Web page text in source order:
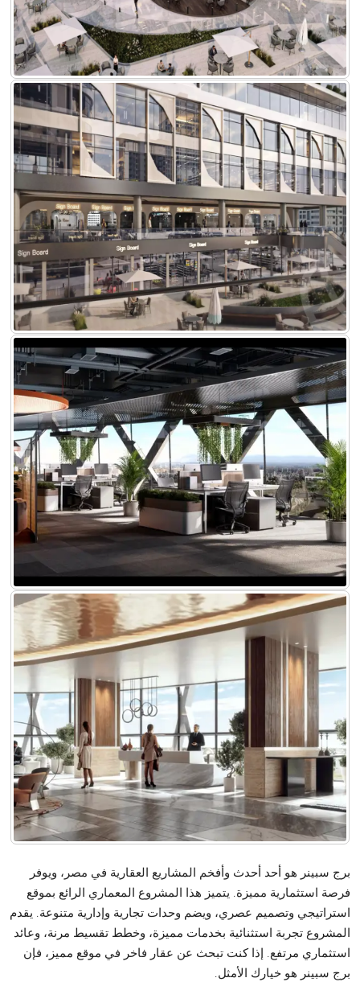
برج سبينر هو أحد أحدث وأفخم المشاريع العقارية في مصر، ويوفر
فرصة استثمارية مميزة. يتميز هذا المشروع المعماري الرائع بموقع
استراتيجي وتصميم عصري، ويضم وحدات تجارية وإدارية متنوعة. يقدم
المشروع تجربة استثنائية بخدمات مميزة، وخطط تقسيط مرنة، وعائد
استثماري مرتفع. إذا كنت تبحث عن عقار فاخر في موقع مميز، فإن
برج سبينر هو خيارك الأمثل.